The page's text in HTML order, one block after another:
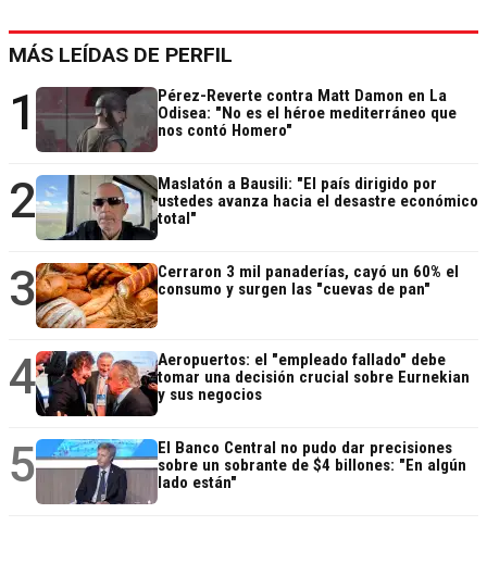
MÁS LEÍDAS DE PERFIL
1
Pérez-Reverte contra Matt Damon en La
Odisea: "No es el héroe mediterráneo que
nos contó Homero"
2
Maslatón a Bausili: "El país dirigido por
ustedes avanza hacia el desastre económico
total"
3
Cerraron 3 mil panaderías, cayó un 60% el
consumo y surgen las "cuevas de pan"
4
Aeropuertos: el "empleado fallado" debe
tomar una decisión crucial sobre Eurnekian
y sus negocios
5
El Banco Central no pudo dar precisiones
sobre un sobrante de $4 billones: "En algún
lado están"